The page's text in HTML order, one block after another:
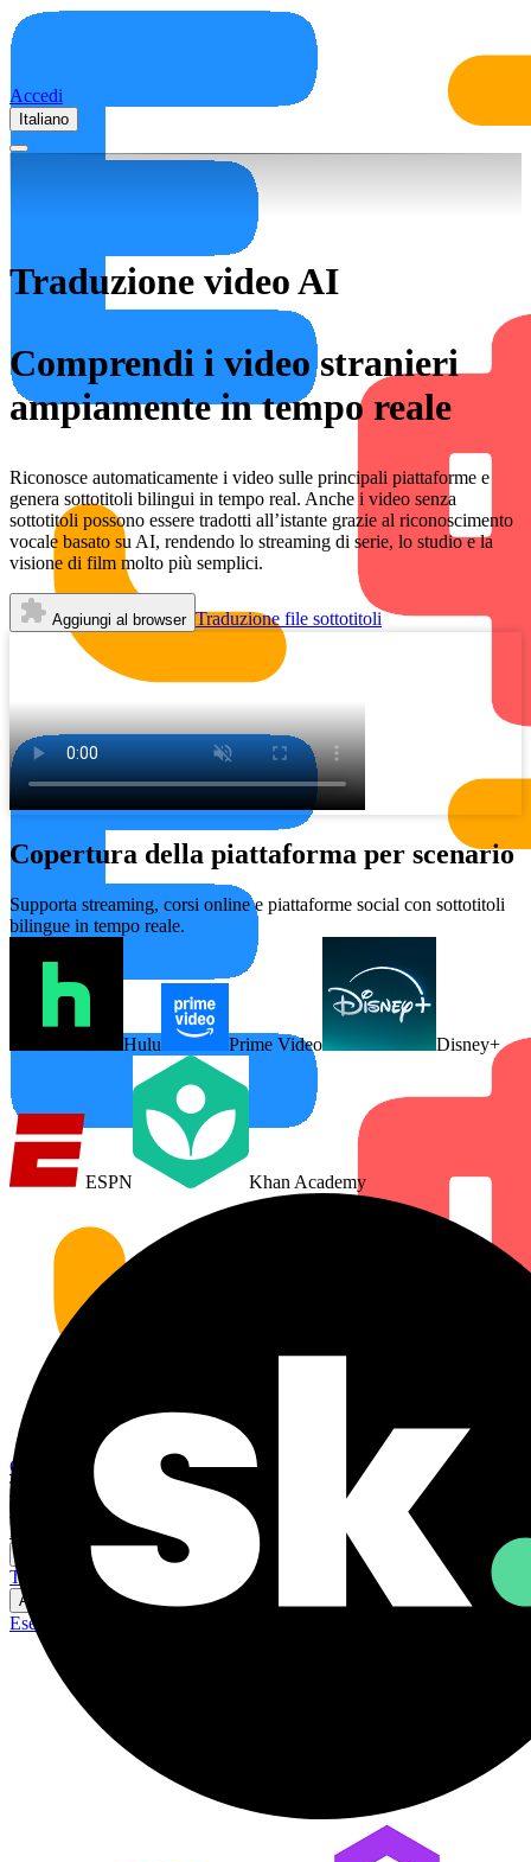
Casa
Traduttore AI
Installa estensione
Prezzi
Traduzione video Traduzione riunioni Traduzione Steam
Aiuto
Esercitazione
Accedi
Italiano
Traduzione video AI
Comprendi i video stranieri
ampiamente in tempo reale
Riconosce automaticamente i video sulle principali piattaforme e
genera sottotitoli bilingui in tempo real. Anche i video senza
sottotitoli possono essere tradotti all’istante grazie al riconoscimento
vocale basato su AI, rendendo lo streaming di serie, lo studio e la
visione di film molto più semplici.
Aggiungi al browser Traduzione file sottotitoli
Copertura della piattaforma per scenario
Supporta streaming, corsi online e piattaforme social con sottotitoli
bilingue in tempo reale.
Hulu Prime Video Disney+
ESPN Khan Academy